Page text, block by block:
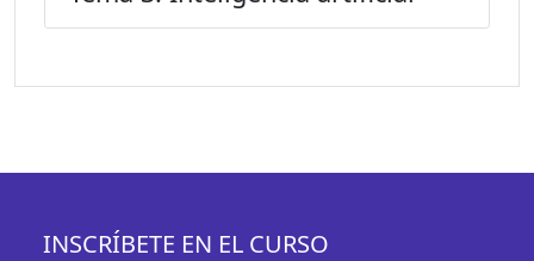
INSCRÍBETE EN EL CURSO